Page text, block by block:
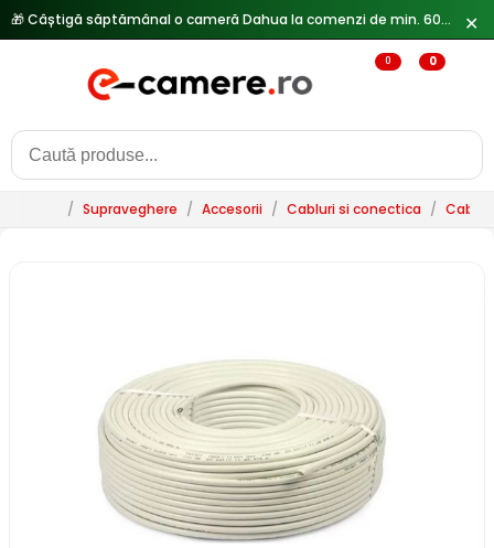
🎁 Câștigă săptămânal o cameră Dahua la comenzi de min. 600 lei — ✕
0 0
/ Supraveghere / Accesorii / Cabluri si conectica / Cabluri